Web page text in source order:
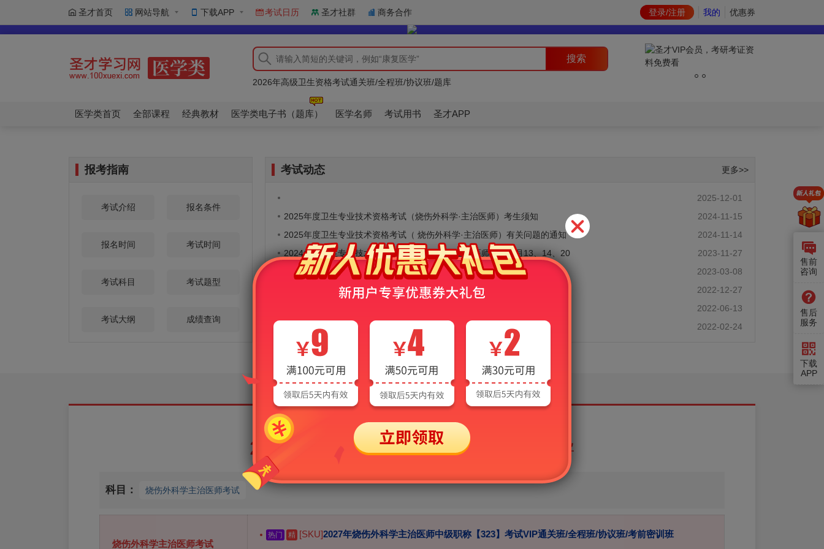
圣才首页 网站导航 下载APP 考试日历 圣才社群 商务合作 登录/注册 我的 优惠券
2026年医师资格考试通关班/全程班/协议班/题库
2027年康复医学治疗技术（士/师/中级）精讲/题库/冲刺卷/全套资料
2026年高级卫生资格考试通关班/全程班/协议班/题库
2026年医师资格考试通关班/全程班/协议班/题库
2027年康复医学治疗技术（士/师/中级）精讲/题库/冲刺卷/全套资料
搜索
医学类首页 全部课程 经典教材 医学类电子书（题库） 医学名师 考试用书 圣才APP
报考指南
考试介绍 报名条件
报名时间 考试时间
考试科目 考试题型
考试大纲 成绩查询
考试动态 更多>>
2025-12-01
2025年度卫生专业技术资格考试（烧伤外科学·主治医师）考生须知
2024-11-15
2025年度卫生专业技术资格考试（ 烧伤外科学·主治医师）有关问题的通知
2024-11-14
2024年度卫生专业技术资格考试(烧伤外科学·主治医师)定于4月13、14、20
2023-11-27
2023年度卫生专业技术资格考试人机对话考试（烧伤外科学·主治医师）考
2023-03-08
2023年度卫生专业技术资格考试(烧伤外科学·主治医师）定于4月15、16、2
2022-12-27
2022-06-13
2022年度卫生专业技术资格考试人机对话考试（烧伤外科学·主治医师）考
2022-02-24
2027年烧伤外科学·主治医师考试辅导
科目： 烧伤外科学主治医师考试
烧伤外科学主治医师考试
热门 精 [SKU]2027年烧伤外科学主治医师中级职称【323】考试VIP通关班/全程班/协议班/考前密训班
售前
咨询
售后
服务
下载
APP